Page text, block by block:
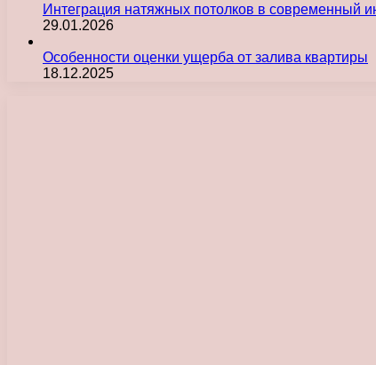
Интеграция натяжных потолков в современный
29.01.2026
Особенности оценки ущерба от залива квартиры
18.12.2025